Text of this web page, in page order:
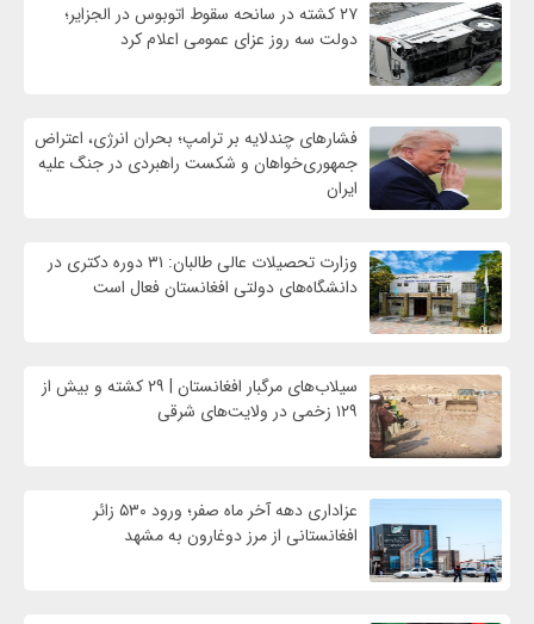
۲۷ کشته در سانحه سقوط اتوبوس در الجزایر؛
دولت سه روز عزای عمومی اعلام کرد
فشارهای چندلایه بر ترامپ؛ بحران انرژی، اعتراض
جمهوری‌خواهان و شکست راهبردی در جنگ علیه
ایران
وزارت تحصیلات عالی طالبان: ۳۱ دوره دکتری در
دانشگاه‌های دولتی افغانستان فعال است
سیلاب‌های مرگبار افغانستان | ۲۹ کشته و بیش از
۱۲۹ زخمی در ولایت‌های شرقی
عزاداری دهه آخر ماه صفر؛ ورود ۵۳۰ زائر
افغانستانی از مرز دوغارون به مشهد